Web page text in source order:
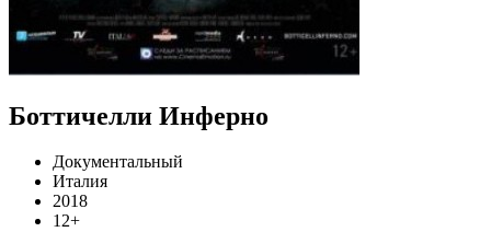
Боттичелли Инферно
Документальный
Италия
2018
12+